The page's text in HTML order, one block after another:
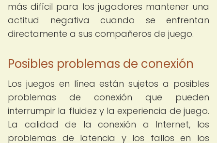
más difícil para los jugadores mantener una
actitud negativa cuando se enfrentan
directamente a sus compañeros de juego.
Posibles problemas de conexión
Los juegos en línea están sujetos a posibles
problemas de conexión que pueden
interrumpir la fluidez y la experiencia de juego.
La calidad de la conexión a Internet, los
problemas de latencia y los fallos en los